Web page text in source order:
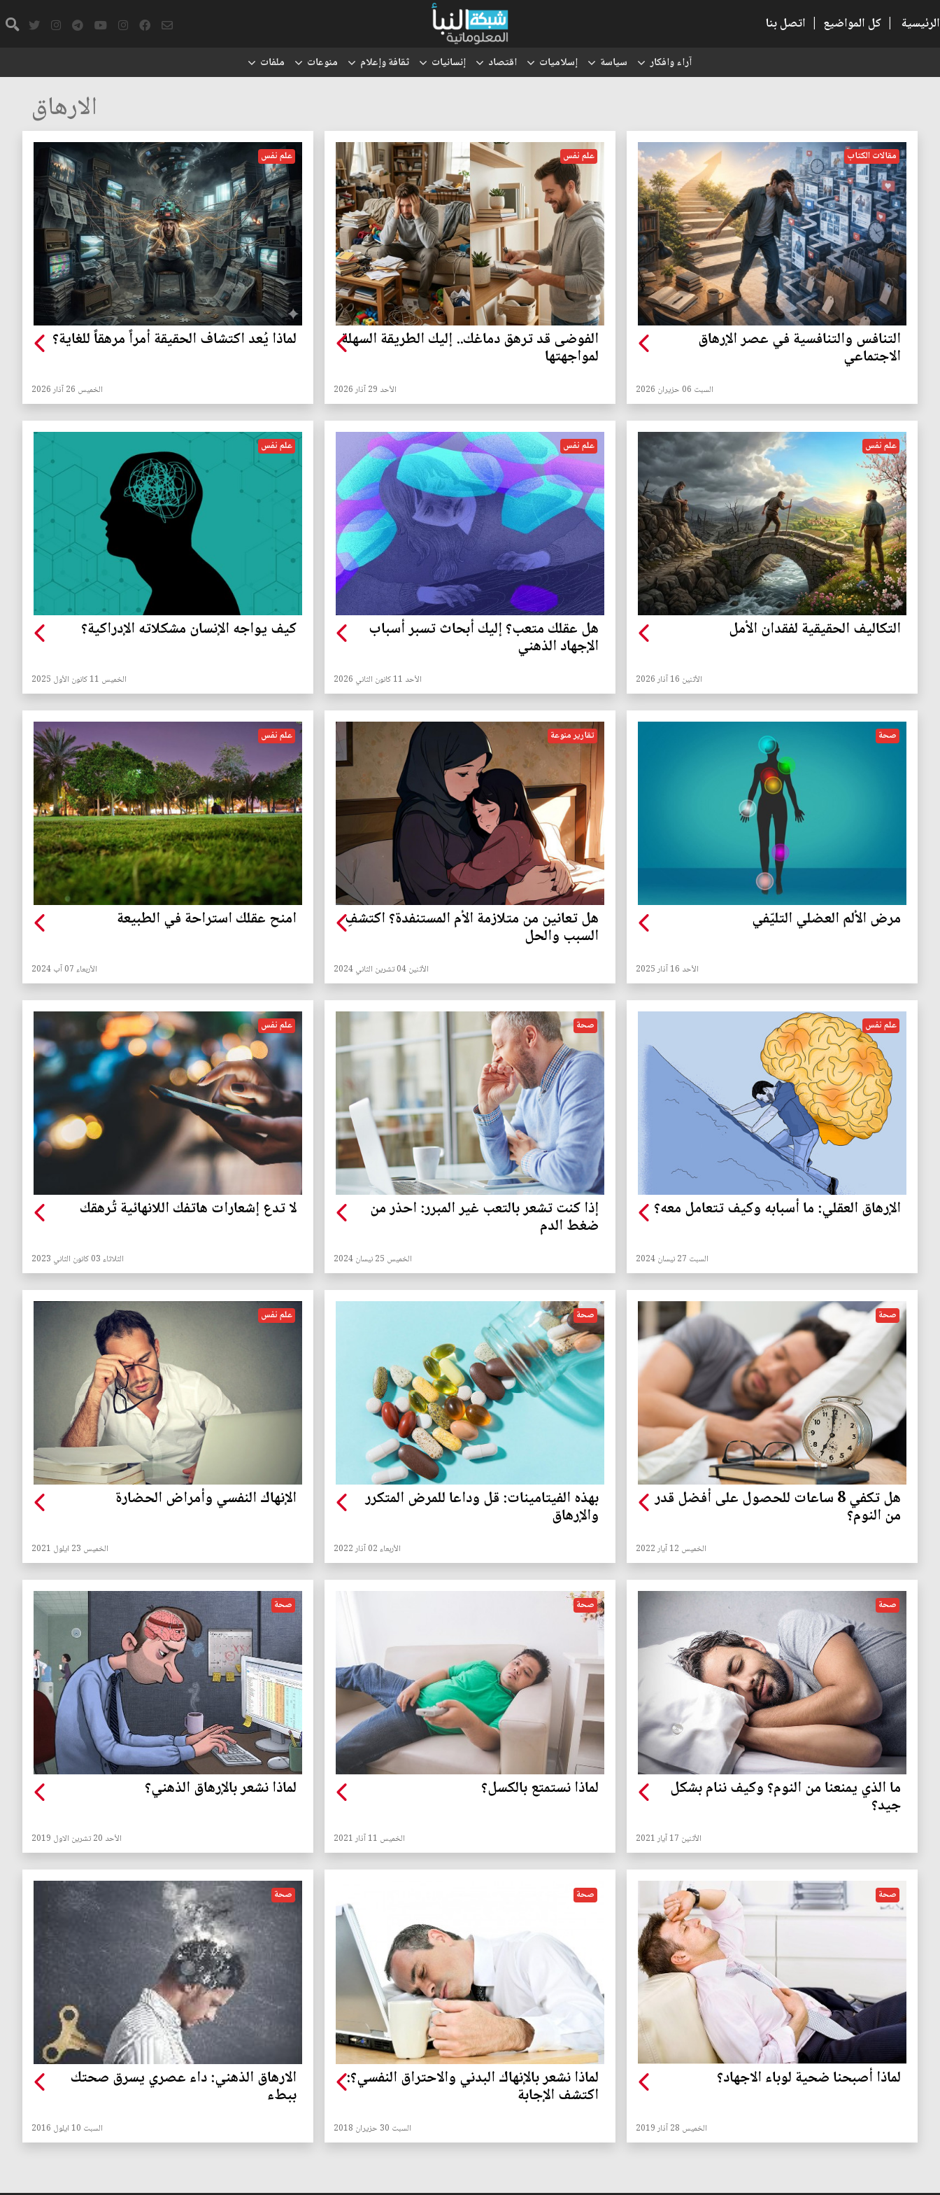
الرئيسية | كل المواضيع | اتصل بنا
آراء وافكار سياسة إسلاميات اقتصاد إنسانيات ثقافة وإعلام منوعات ملفات
الارهاق
مقالات الكتاب
التنافس والتنافسية في عصر الإرهاق
الاجتماعي
السبت 06 حزيران 2026
علم نفس
الفوضى قد ترهق دماغك.. إليك الطريقة السهلة
لمواجهتها
الأحد 29 آذار 2026
علم نفس
لماذا يُعد اكتشاف الحقيقة أمراً مرهقاً للغاية؟
الخميس 26 آذار 2026
علم نفس
التكاليف الحقيقية لفقدان الأمل
الأثنين 16 آذار 2026
علم نفس
هل عقلك متعب؟ إليك أبحاث تسبر أسباب
الإجهاد الذهني
الأحد 11 كانون الثاني 2026
علم نفس
كيف يواجه الإنسان مشكلاته الإدراكية؟
الخميس 11 كانون الأول 2025
صحة
مرض الألم العضلي التليّفي
الأحد 16 آذار 2025
تقارير منوعة
هل تعانين من متلازمة الأم المستنفدة؟ اكتشفِ
السبب والحل
الأثنين 04 تشرين الثاني 2024
علم نفس
امنح عقلك استراحة في الطبيعة
الأربعاء 07 آب 2024
علم نفس
الإرهاق العقلي: ما أسبابه وكيف تتعامل معه؟
السبت 27 نيسان 2024
صحة
إذا كنت تشعر بالتعب غير المبرر: احذر من
ضغط الدم
الخميس 25 نيسان 2024
علم نفس
لا تدع إشعارات هاتفك اللانهائية تُرهقك
الثلاثاء 03 كانون الثاني 2023
صحة
هل تكفي 8 ساعات للحصول على أفضل قدر
من النوم؟
الخميس 12 آيار 2022
صحة
بهذه الفيتامينات: قل وداعا للمرض المتكرر
والإرهاق
الأربعاء 02 آذار 2022
علم نفس
الإنهاك النفسي وأمراض الحضارة
الخميس 23 ايلول 2021
صحة
ما الذي يمنعنا من النوم؟ وكيف ننام بشكل
جيد؟
الأثنين 17 آيار 2021
صحة
لماذا نستمتع بالكسل؟
الخميس 11 آذار 2021
صحة
لماذا نشعر بالإرهاق الذهني؟
الأحد 20 تشرين الاول 2019
صحة
لماذا أصبحنا ضحية لوباء الاجهاد؟
الخميس 28 آذار 2019
صحة
لماذا نشعر بالإنهاك البدني والاحتراق النفسي؟:
اكتشف الإجابة
السبت 30 حزيران 2018
صحة
الارهاق الذهني: داء عصري يسرق صحتك
ببطء
السبت 10 ايلول 2016